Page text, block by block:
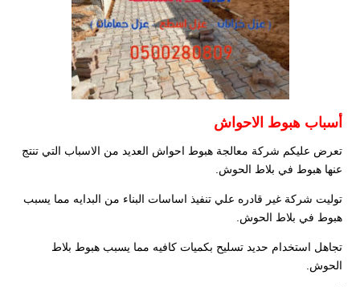
أسباب هبوط الاحواش
تعرض عليكم شركة معالجة هبوط احواش العديد من الاسباب التي تنتج
عنها هبوط في بلاط الحوش.
توليت شركة غير قادره علي تنفيذ اساسات البناء من البدايه مما يسبب
هبوط في بلاط الحوش.
تجاهل استخدام حديد تسليح بكميات كافيه مما يسبب هبوط بلاط
الحوش.